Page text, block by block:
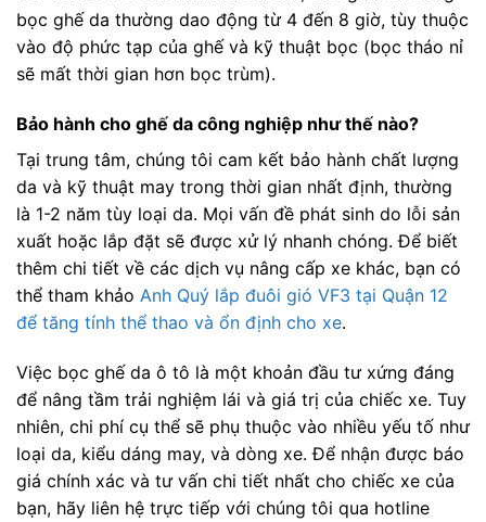
bọc ghế da thường dao động từ 4 đến 8 giờ, tùy thuộc
vào độ phức tạp của ghế và kỹ thuật bọc (bọc tháo nỉ
sẽ mất thời gian hơn bọc trùm).
Bảo hành cho ghế da công nghiệp như thế nào?
Tại trung tâm, chúng tôi cam kết bảo hành chất lượng
da và kỹ thuật may trong thời gian nhất định, thường
là 1-2 năm tùy loại da. Mọi vấn đề phát sinh do lỗi sản
xuất hoặc lắp đặt sẽ được xử lý nhanh chóng. Để biết
thêm chi tiết về các dịch vụ nâng cấp xe khác, bạn có
thể tham khảo Anh Quý lắp đuôi gió VF3 tại Quận 12
để tăng tính thể thao và ổn định cho xe.
Việc bọc ghế da ô tô là một khoản đầu tư xứng đáng
để nâng tầm trải nghiệm lái và giá trị của chiếc xe. Tuy
nhiên, chi phí cụ thể sẽ phụ thuộc vào nhiều yếu tố như
loại da, kiểu dáng may, và dòng xe. Để nhận được báo
giá chính xác và tư vấn chi tiết nhất cho chiếc xe của
bạn, hãy liên hệ trực tiếp với chúng tôi qua hotline